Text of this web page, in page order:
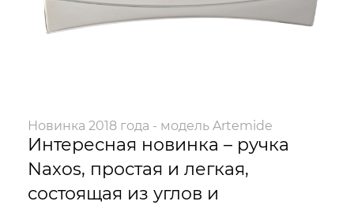
Новинка 2018 года - модель Artemide
Интересная новинка – ручка
Naxos, простая и легкая,
состоящая из углов и